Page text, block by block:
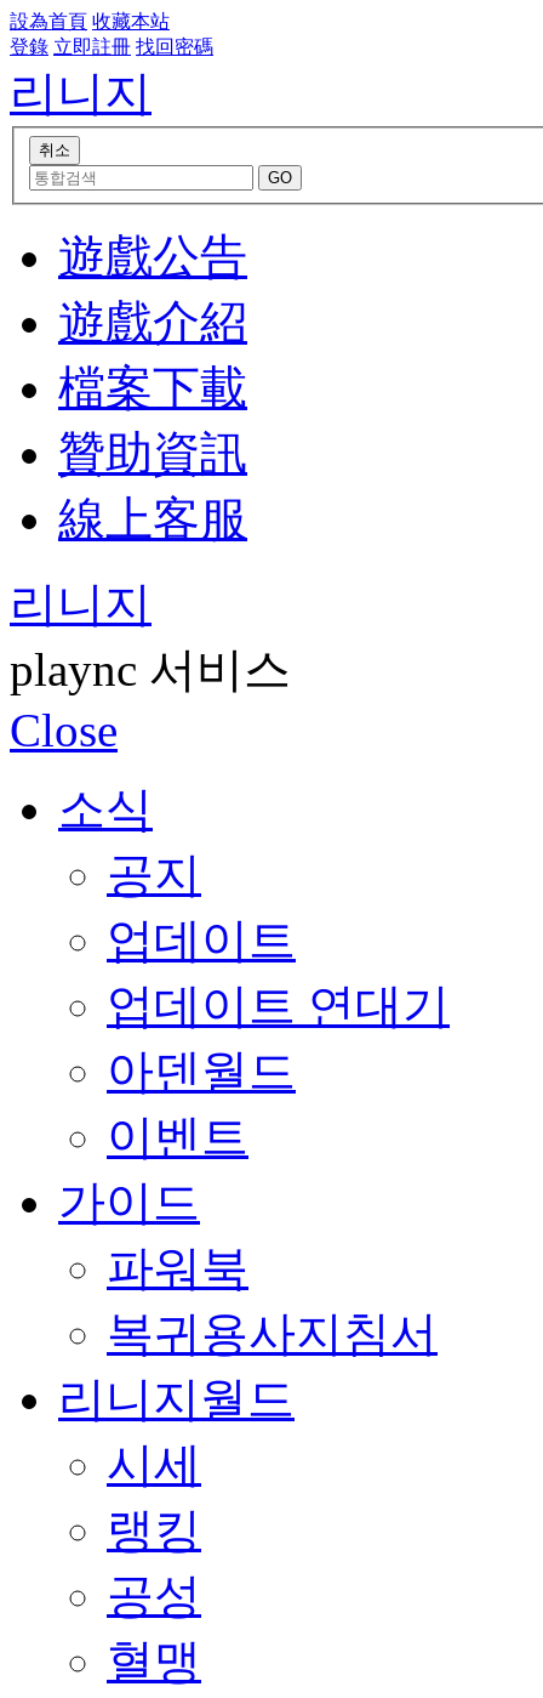
設為首頁 收藏本站
登錄 立即註冊 找回密碼
리니지
遊戲公告
遊戲介紹
檔案下載
贊助資訊
線上客服
리니지
plaync 서비스
Close
소식
공지
업데이트
업데이트 연대기
아덴월드
이벤트
가이드
파워북
복귀용사지침서
리니지월드
시세
랭킹
공성
혈맹